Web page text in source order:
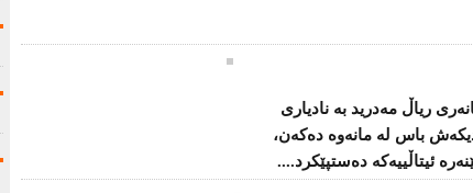
ریاڵ مەدرید بە نادیاری
باس لە مانەوە دەکەن،
ئیتاڵییەکە دەستپێکرد....